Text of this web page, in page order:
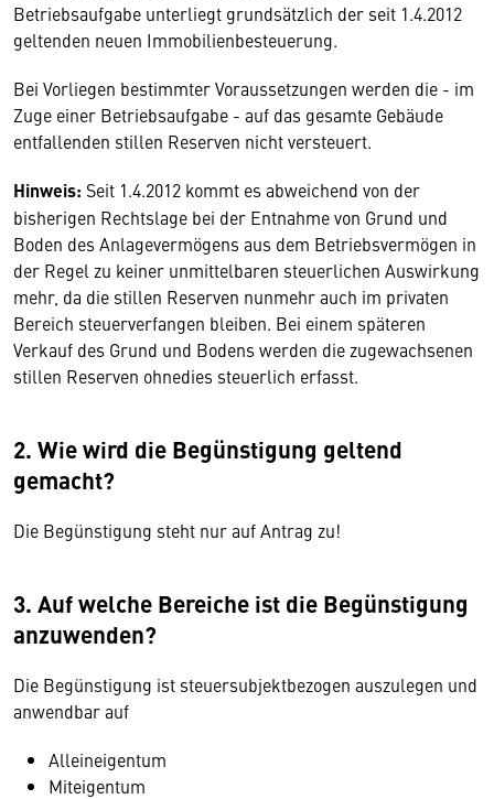
Betriebsaufgabe unterliegt grundsätzlich der seit 1.4.2012
geltenden neuen Immobilienbesteuerung.
Bei Vorliegen bestimmter Voraussetzungen werden die - im
Zuge einer Betriebsaufgabe - auf das gesamte Gebäude
entfallenden stillen Reserven nicht versteuert.
Hinweis: Seit 1.4.2012 kommt es abweichend von der
bisherigen Rechtslage bei der Entnahme von Grund und
Boden des Anlagevermögens aus dem Betriebsvermögen in
der Regel zu keiner unmittelbaren steuerlichen Auswirkung
mehr, da die stillen Reserven nunmehr auch im privaten
Bereich steuerverfangen bleiben. Bei einem späteren
Verkauf des Grund und Bodens werden die zugewachsenen
stillen Reserven ohnedies steuerlich erfasst.
2. Wie wird die Begünstigung geltend
gemacht?
Die Begünstigung steht nur auf Antrag zu!
3. Auf welche Bereiche ist die Begünstigung
anzuwenden?
Die Begünstigung ist steuersubjektbezogen auszulegen und
anwendbar auf
Alleineigentum
Miteigentum